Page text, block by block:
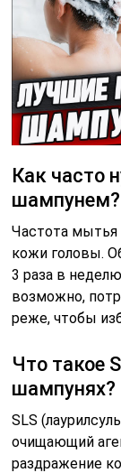
Как часто
шампунем?
Частота мытья
кожи головы.
3 раза в
возможно,
реже, чтобы
Что такое
шампунях?
SLS
очищающий
раздражение